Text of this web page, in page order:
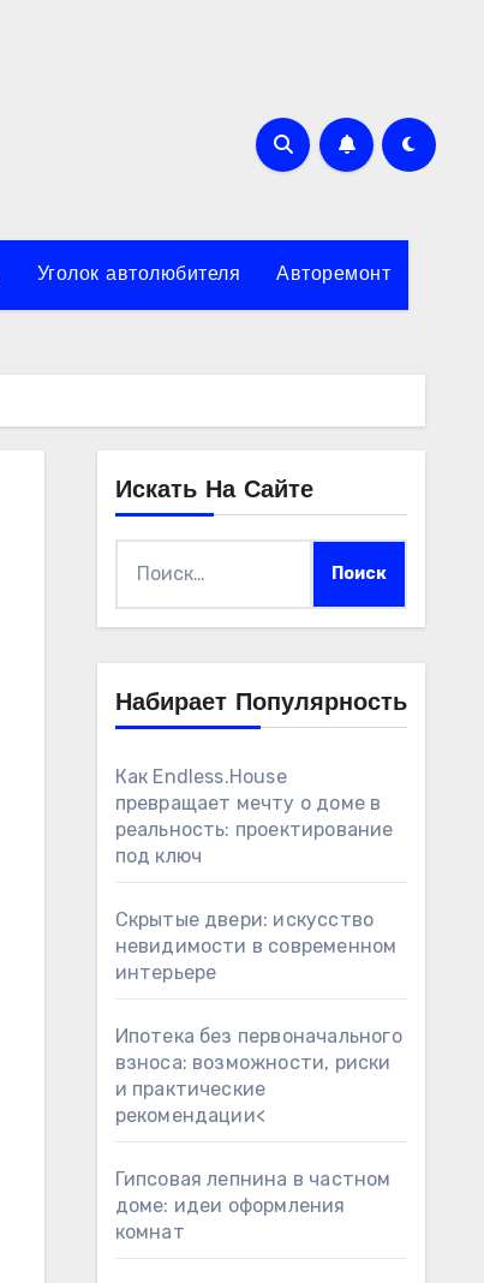
Уголок автолюбителя Авторемонт
Искать На Сайте
Набирает Популярность
Как Endless.House
превращает мечту о доме в
реальность: проектирование
под ключ
Скрытые двери: искусство
невидимости в современном
интерьере
Ипотека без первоначального
взноса: возможности, риски
и практические
рекомендации<
Гипсовая лепнина в частном
доме: идеи оформления
комнат